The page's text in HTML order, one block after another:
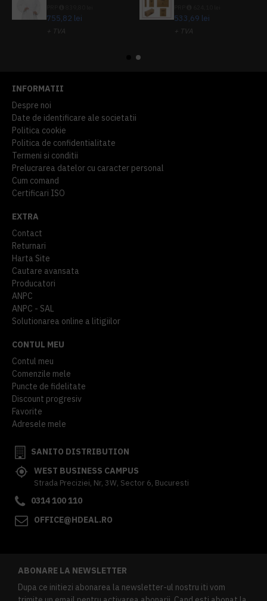
755,82 lei
+ TVA
533,69 lei
+ TVA
INFORMATII
Despre noi
Date de identificare ale societatii
Politica cookie
Politica de confidentialitate
Termeni si conditii
Prelucrarea datelor cu caracter personal
Cum comand
Certificari ISO
EXTRA
Contact
Returnari
Harta Site
Cautare avansata
Producatori
ANPC
ANPC - SAL
Solutionarea online a litigiilor
CONTUL MEU
Contul meu
Comenzile mele
Puncte de fidelitate
Discount progresiv
Favorite
Adresele mele
SANITO DISTRIBUTION
WEST BUSINESS CAMPUS
Strada Preciziei, Nr, 3W, Sector 6, Bucuresti
0314 100 110
OFFICE@HDEAL.RO
ABONARE LA NEWSLETTER
Dupa ce initiezi abonarea la newsletter-ul nostru iti vom